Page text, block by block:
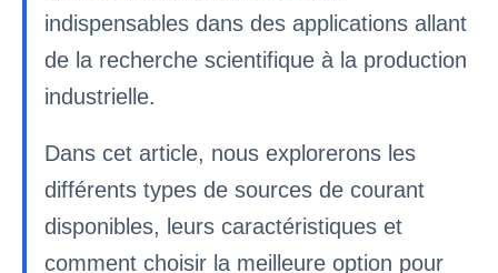
indispensables dans des applications allant
de la recherche scientifique à la production
industrielle.
Dans cet article, nous explorerons les
différents types de sources de courant
disponibles, leurs caractéristiques et
comment choisir la meilleure option pour